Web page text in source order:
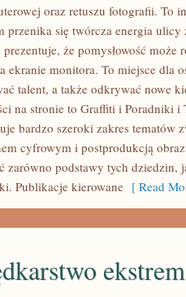
oraz retuszu fotografii. To
przenika się twórcza energia
prezentuje, że pomysłowość
ekranie monitora. To miejsce dla
talent, a także odkrywać nowe
na stronie to Graffiti i Poradniki i
bardzo szeroki zakres tematów
cyfrowym i postprodukcją
zarówno podstawy tych dziedzin,
Publikacje kierowane [ Read